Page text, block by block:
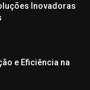
Inovadoras
e Eficiência na